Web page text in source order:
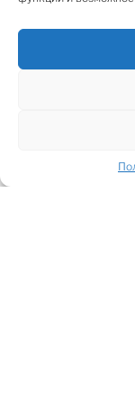
комнаты. Общая
кв. м., 162,4 кв.
цену аренды
машин.